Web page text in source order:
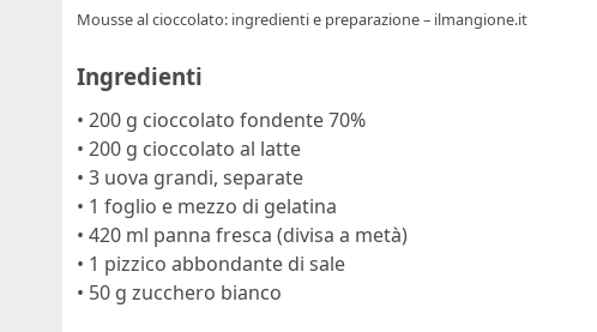
Mousse al cioccolato: ingredienti e preparazione – ilmangione.it
Ingredienti
• 200 g cioccolato fondente 70%
• 200 g cioccolato al latte
• 3 uova grandi, separate
• 1 foglio e mezzo di gelatina
• 420 ml panna fresca (divisa a metà)
• 1 pizzico abbondante di sale
• 50 g zucchero bianco